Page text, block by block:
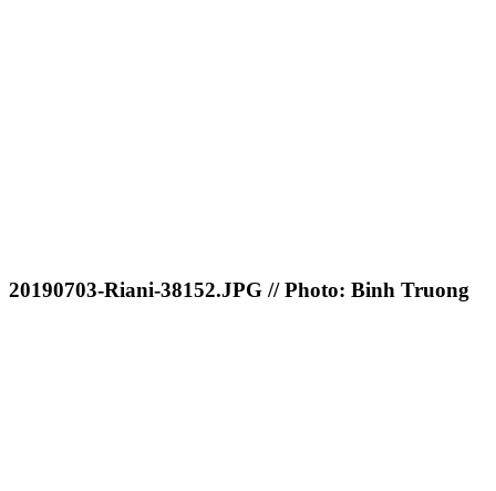
20190703-Riani-38152.JPG // Photo: Binh Truong